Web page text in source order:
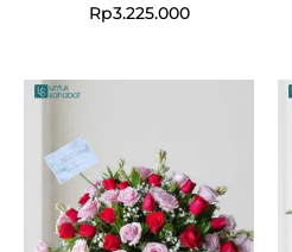
Rp3.225.000